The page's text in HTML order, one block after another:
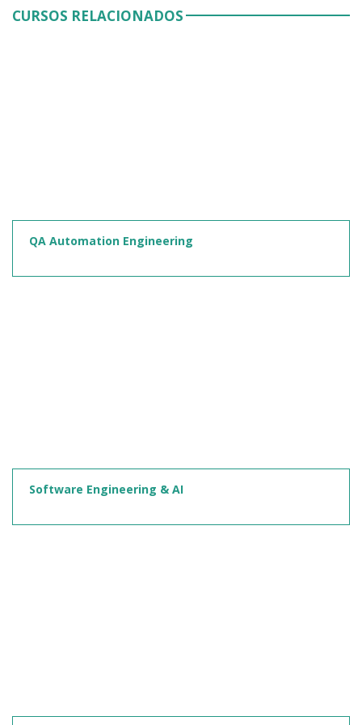
CURSOS RELACIONADOS
QA Automation Engineering
Software Engineering & AI